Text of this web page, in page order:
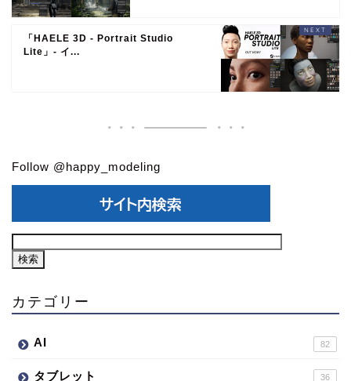
「HAELE 3D - Portrait Studio
Lite」- イ...
Follow @happy_modeling
カテゴリー
AI 82
タブレット 36